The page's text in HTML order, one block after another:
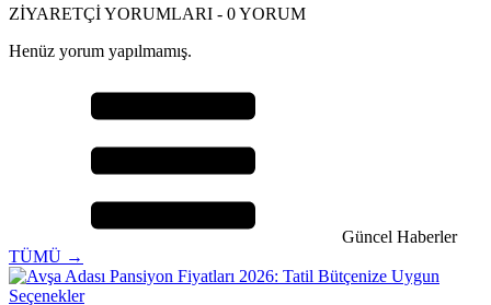
ZİYARETÇİ YORUMLARI - 0 YORUM
Henüz yorum yapılmamış.
Güncel Haberler
TÜMÜ →